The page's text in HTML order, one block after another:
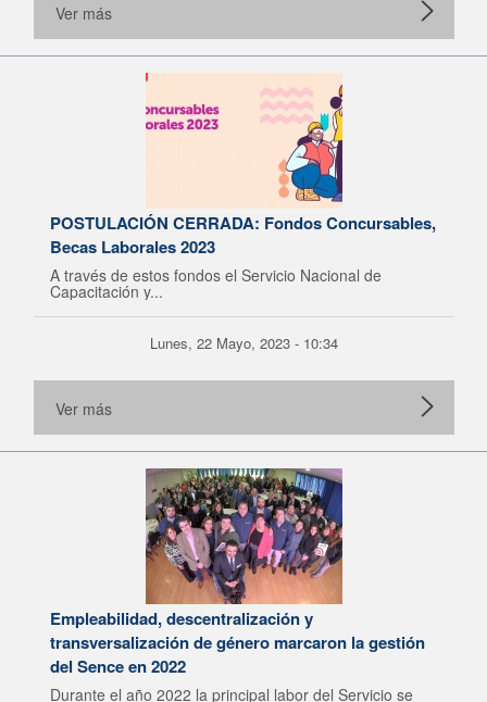
Ver más
POSTULACIÓN CERRADA: Fondos Concursables,
Becas Laborales 2023
A través de estos fondos el Servicio Nacional de
Capacitación y...
Lunes, 22 Mayo, 2023 - 10:34
Ver más
Empleabilidad, descentralización y
transversalización de género marcaron la gestión
del Sence en 2022
Durante el año 2022 la principal labor del Servicio se